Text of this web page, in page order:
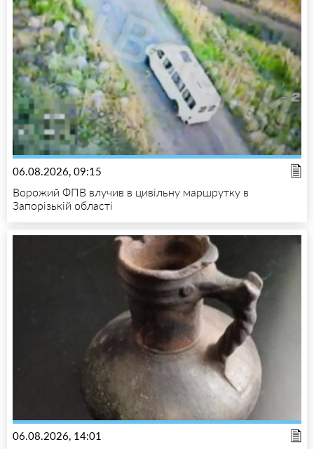
06.08.2026, 09:15
Ворожий ФПВ влучив в цивільну маршрутку в
Запорізькій області
06.08.2026, 14:01